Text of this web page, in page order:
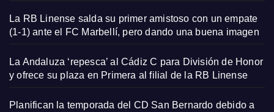
La RB Linense salda su primer amistoso con un empate
(1-1) ante el FC Marbellí, pero dando una buena imagen
La Andaluza ‘repesca’ al Cádiz C para División de Honor
y ofrece su plaza en Primera al filial de la RB Linense
Planifican la temporada del CD San Bernardo debido a